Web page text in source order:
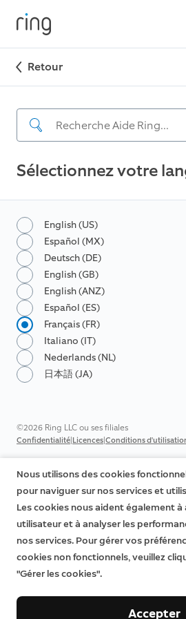
Retour
Sélectionnez votre
English (US)
Español (MX)
Deutsch (DE)
English (GB)
English (ANZ)
Español (ES)
Français (FR)
Italiano (IT)
Nederlands (NL)
日本語 (JA)
©2026 Ring LLC ou ses filiales
Confidentialité|Licences|Conditions
Nous utilisons des cookies
pour naviguer sur nos services et
Les cookies nous aident également à
utilisateur et à analyser les
nos services. Pour gérer vos
cookies non fonctionnels, veuillez
"Gérer les cookies".
Accepter